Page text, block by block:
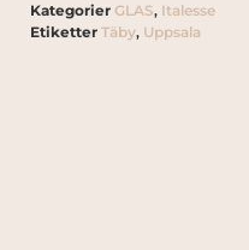
Kategorier GLAS, Italesse
Etiketter Täby, Uppsala